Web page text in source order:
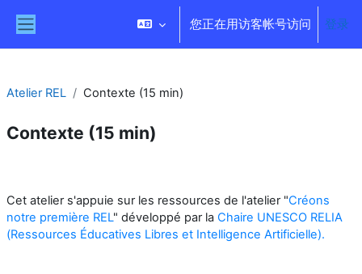
您正在用访客帐号访问 登录
Atelier REL Contexte (15 min)
Contexte (15 min)
Cet atelier s'appuie sur les ressources de l'atelier "Créons
notre première REL" développé par la Chaire UNESCO RELIA
(Ressources Éducatives Libres et Intelligence Artificielle).